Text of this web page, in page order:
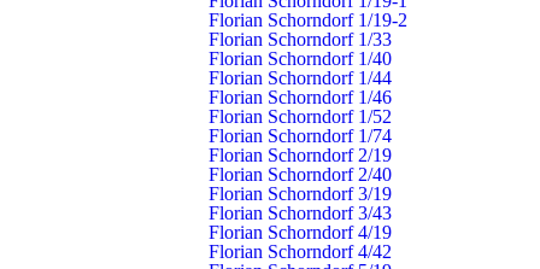
Florian Schorndorf 1/19-2
Florian Schorndorf 1/33
Florian Schorndorf 1/40
Florian Schorndorf 1/44
Florian Schorndorf 1/46
Florian Schorndorf 1/52
Florian Schorndorf 1/74
Florian Schorndorf 2/19
Florian Schorndorf 2/40
Florian Schorndorf 3/19
Florian Schorndorf 3/43
Florian Schorndorf 4/19
Florian Schorndorf 4/42
lange Jahre im Ausschuss als Schriftführer tätig, sowie 5 Jahre als
stellvertretender Abteilungskommandant. Die Abteilung bedankte
sich mit einem Präsent für den Einsatz.
Nach Absolvierung der erforderlichen Mindestdienstzeit wurden
Sven Hees und Christian Wild zum Hauptfeuerwehrmann
befördert. Eine Gruppe der Abteilung Schlichten absolvierte in
2024 unter Leitung von Benjamin Auwärter das Feuerwehr-
Leistungsabzeichen in Bronze. Die Teilnehmer Elisabeth
Andreas, Michael Andreas, Jens Pfeil, Ralf Retter, Christian Wild,